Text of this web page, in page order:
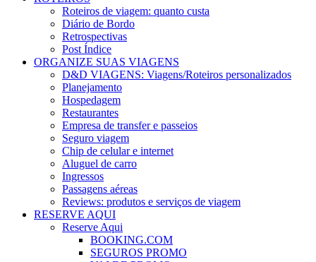
Roteiros de viagem: quanto custa
Diário de Bordo
Retrospectivas
Post Índice
ORGANIZE SUAS VIAGENS
D&D VIAGENS: Viagens/Roteiros personalizados
Planejamento
Hospedagem
Restaurantes
Empresa de transfer e passeios
Seguro viagem
Chip de celular e internet
Aluguel de carro
Ingressos
Passagens aéreas
Reviews: produtos e serviços de viagem
RESERVE AQUI
Reserve Aqui
BOOKING.COM
SEGUROS PROMO